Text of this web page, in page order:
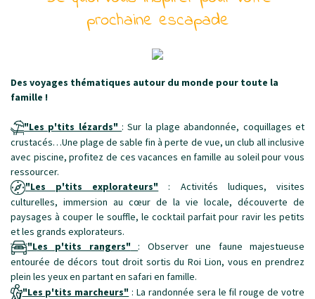
prochaine escapade
Des voyages thématiques autour du monde pour toute la
famille !
"Les p'tits lézards" : Sur la plage abandonnée, coquillages et
crustacés…Une plage de sable fin à perte de vue, un club all inclusive
avec piscine, profitez de ces vacances en famille au soleil pour vous
ressourcer.
"Les p'tits explorateurs" : Activités ludiques, visites
culturelles, immersion au cœur de la vie locale, découverte de
paysages à couper le souffle, le cocktail parfait pour ravir les petits
et les grands explorateurs.
"Les p'tits rangers"
: Observer une faune majestueuse
entourée de décors tout droit sortis du Roi Lion, vous en prendrez
plein les yeux en partant en safari en famille.
"Les p'tits marcheurs" : La randonnée sera le fil rouge de votre